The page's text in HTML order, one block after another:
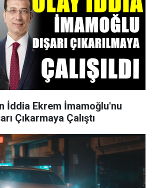
İddia Ekrem İmamoğlu'nu
Çıkarmaya Çalıştı